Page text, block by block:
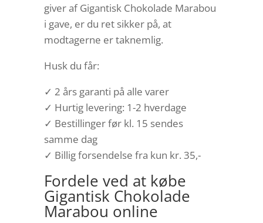
giver af Gigantisk Chokolade Marabou
i gave, er du ret sikker på, at
modtagerne er taknemlig.
Husk du får:
✓ 2 års garanti på alle varer
✓ Hurtig levering: 1-2 hverdage
✓ Bestillinger før kl. 15 sendes
samme dag
✓ Billig forsendelse fra kun kr. 35,-
Fordele ved at købe
Gigantisk Chokolade
Marabou online